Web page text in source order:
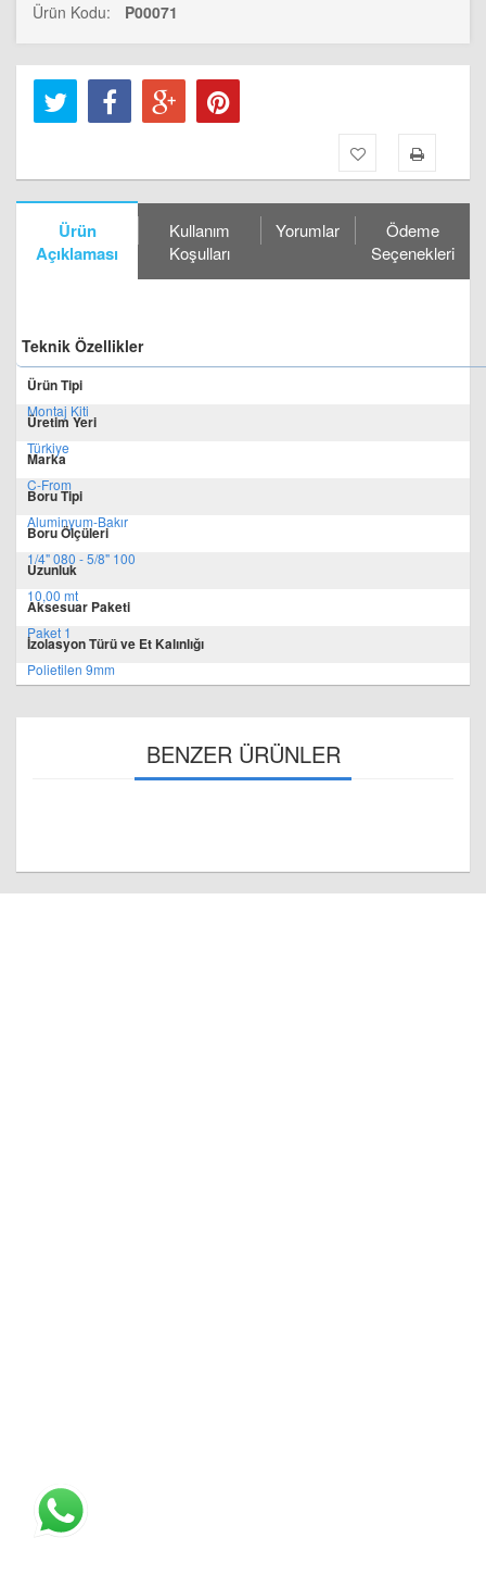
Ürün Kodu:
Ürün
Açıklaması
Kullanım
Koşulları
Yorumlar
Ödeme
Seçenekleri
Teknik Özellikler
Ürün Tipi
Montaj Kiti
Üretim Yeri
Türkiye
Marka
C-From
Boru Tipi
Aluminyum-Bakır
Boru Ölçüleri
1/4" 080 - 5/8" 100
Uzunluk
10,00 mt
Aksesuar Paketi
Paket 1
İzolasyon Türü ve Et Kalınlığı
Polietilen 9mm
BENZER ÜRÜNLER